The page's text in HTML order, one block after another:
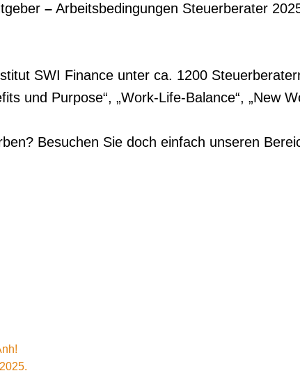
– Arbeitsbedingungen Steuerberater
SWI Finance unter ca. 1200
und Purpose“, „Work-Life-Balance“, „New
Besuchen Sie doch einfach unseren